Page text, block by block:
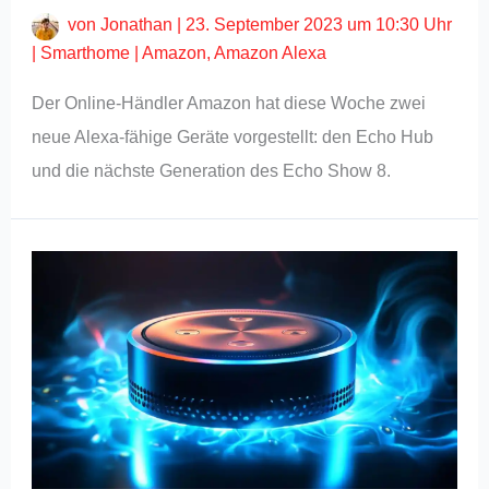
vonJonathan |23. September 2023 um 10:30 Uhr
Smarthome |Amazon,Amazon Alexa
Der Online-Händler Amazon hat diese Woche zwei
neue Alexa-fähige Geräte vorgestellt: den Echo Hub
und die nächste Generation des Echo Show 8.